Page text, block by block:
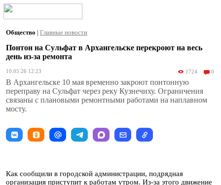
Общество | Главные новости
Понтон на Сульфат в Архангельске перекроют на весь
день из-за ремонта
10.05.26 12:23 1724 0
В Архангельске 10 мая временно закроют понтонную
переправу на Сульфат через реку Кузнечиху. Ограничения
связаны с плановыми ремонтными работами на наплавном
мосту.
Как сообщили в городской администрации, подрядная
организация приступит к работам утром. Из-за этого движение